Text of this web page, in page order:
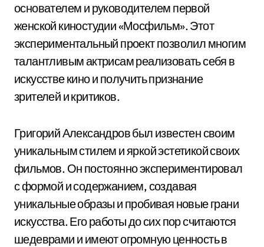
основателем и руководителем первой
женской киностудии «Мосфильм». Этот
экспериментальный проект позволил многим
талантливым актрисам реализовать себя в
искусстве кино и получить признание
зрителей и критиков.
Григорий Александров был известен своим
уникальным стилем и яркой эстетикой своих
фильмов. Он постоянно экспериментировал
с формой и содержанием, создавая
уникальные образы и пробивая новые грани
искусства. Его работы до сих пор считаются
шедеврами и имеют огромную ценность в